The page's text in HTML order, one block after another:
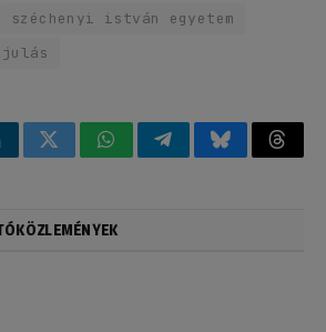
széchenyi istván egyetem
TwitterWhatsAppTelegramBluesky